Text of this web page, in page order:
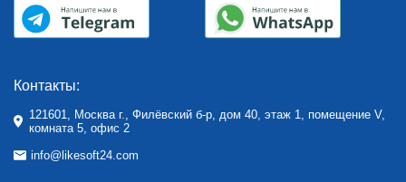
Контакты:
121601, Москва г., Филёвский б-р, дом 40, этаж 1, помещение V,
комната 5, офис 2
info@likesoft24.com